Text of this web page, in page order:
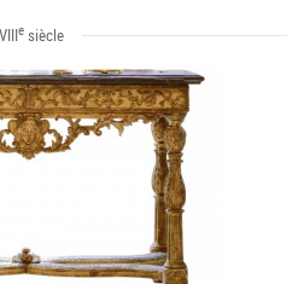
e siècle